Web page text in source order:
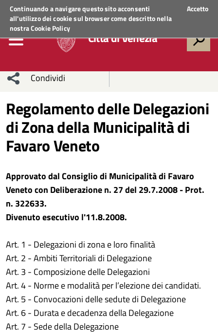
Continuando a navigare questo sito acconsenti
all'utilizzo dei cookie sul browser come descritto nella
nostraCookie Policy
Accetto
Regione VenetoACCEDI AI SERVIZI
Città di Venezia
Condividi
sui social
network
Condividi
Condividi
su
Facebook
Condividi
Twitter
Condividi
su
Facebook
Condividi
su
Whatsapp
Regolamento delle Delegazioni
di Zona della Municipalità di
Favaro Veneto
Approvato dal Consiglio di Municipalità di Favaro
Veneto con Deliberazione n. 27 del 29.7.2008 - Prot.
n. 322633.
Divenuto esecutivo l'11.8.2008.
Art. 1 - Delegazioni di zona e loro finalità
Art. 2 - Ambiti Territoriali di Delegazione
Art. 3 - Composizione delle Delegazioni
Art. 4 - Norme e modalità per l’elezione dei candidati.
Art. 5 - Convocazioni delle sedute di Delegazione
Art. 6 - Durata e decadenza della Delegazione
Art. 7 - Sede della Delegazione